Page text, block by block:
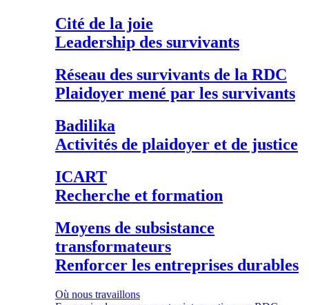
Cité de la joie
Leadership des survivants
Réseau des survivants de la RDC
Plaidoyer mené par les survivants
Badilika
Activités de plaidoyer et de justice
ICART
Recherche et formation
Moyens de subsistance
transformateurs
Renforcer les entreprises durables
Où nous travaillons